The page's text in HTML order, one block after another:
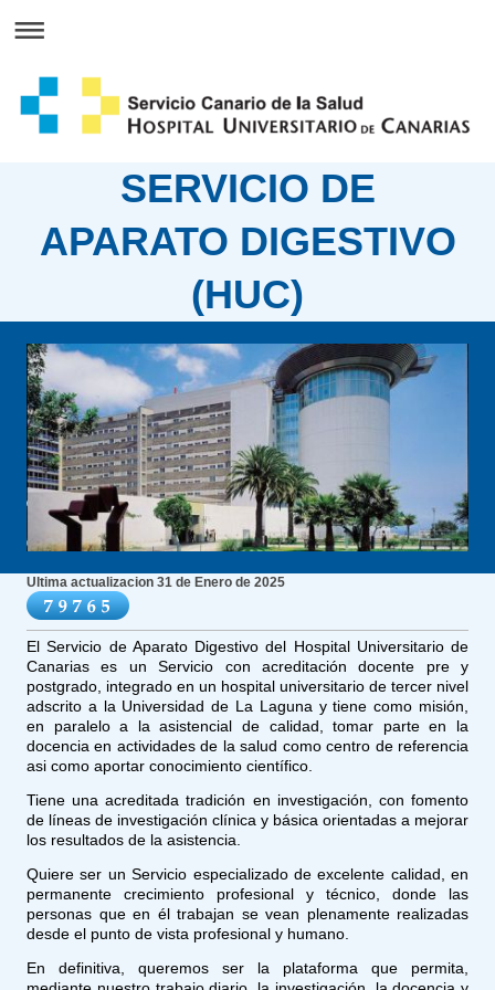
SERVICIO DE
APARATO DIGESTIVO
(HUC)
Ultima actualizacion 31 de Enero de 2025
El Servicio de Aparato Digestivo del Hospital Universitario de
Canarias es un Servicio con acreditación docente pre y
postgrado, integrado en un hospital universitario de tercer nivel
adscrito a la Universidad de La Laguna y tiene como misión,
en paralelo a la asistencial de calidad, tomar parte en la
docencia en actividades de la salud como centro de referencia
asi como aportar conocimiento científico.
Tiene una acreditada tradición en investigación, con fomento
de líneas de investigación clínica y básica orientadas a mejorar
los resultados de la asistencia.
Quiere ser un Servicio especializado de excelente calidad, en
permanente crecimiento profesional y técnico, donde las
personas que en él trabajan se vean plenamente realizadas
desde el punto de vista profesional y humano.
En definitiva, queremos ser la plataforma que permita,